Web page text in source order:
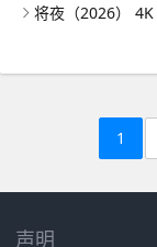
将夜（2026）
1
声明